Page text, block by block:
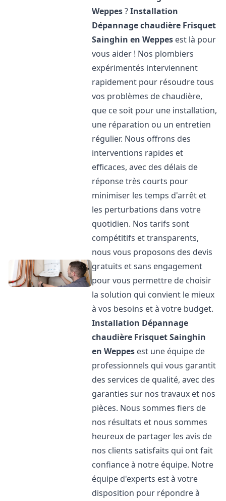
Weppes?Installation
Dépannage chaudière Frisquet
Sainghin en Weppes est là pour
vous aider ! Nos plombiers
expérimentés interviennent
rapidement pour résoudre tous
vos problèmes de chaudière,
que ce soit pour une installation,
une réparation ou un entretien
régulier. Nous offrons des
interventions rapides et
efficaces, avec des délais de
réponse très courts pour
minimiser les temps d'arrêt et
les perturbations dans votre
quotidien. Nos tarifs sont
compétitifs et transparents,
nous vous proposons des devis
gratuits et sans engagement
pour vous permettre de choisir
la solution qui convient le mieux
à vos besoins et à votre budget.
Installation Dépannage
chaudière FrisquetSainghin
en Weppes est une équipe de
professionnels qui vous garantit
des services de qualité, avec des
garanties sur nos travaux et nos
pièces. Nous sommes fiers de
nos résultats et nous sommes
heureux de partager les avis de
nos clients satisfaits qui ont fait
confiance à notre équipe. Notre
équipe d'experts est à votre
disposition pour répondre à